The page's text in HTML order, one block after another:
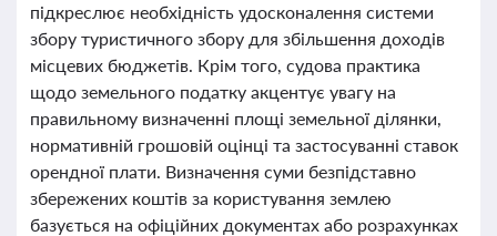
підкреслює необхідність удосконалення системи
збору туристичного збору для збільшення доходів
місцевих бюджетів. Крім того, судова практика
щодо земельного податку акцентує увагу на
правильному визначенні площі земельної ділянки,
нормативній грошовій оцінці та застосуванні ставок
орендної плати. Визначення суми безпідставно
збережених коштів за користування землею
базується на офіційних документах або розрахунках